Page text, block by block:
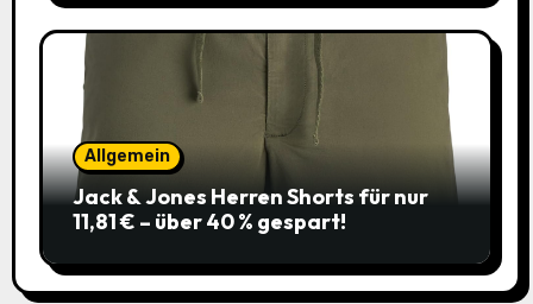
Allgemein
Jack & Jones Herren Shorts für nur
11,81 € – über 40 % gespart!